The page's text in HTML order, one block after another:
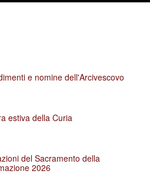
e nomine dell'Arcivescovo
estiva della Curia
del Sacramento della
2026